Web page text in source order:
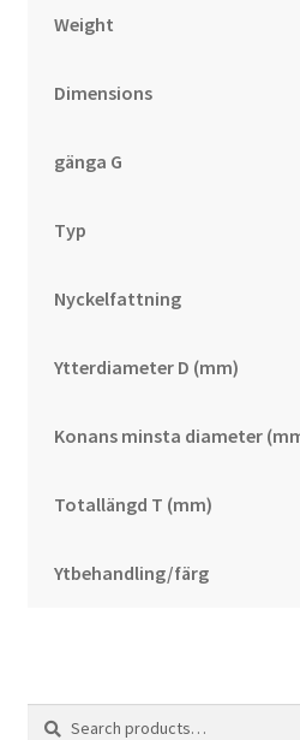
Weight
Dimensions
gänga G
Typ
Nyckelfattning
Ytterdiameter D (mm)
Konans minsta diameter
Totallängd T (mm)
Ytbehandling/färg
Search
Search